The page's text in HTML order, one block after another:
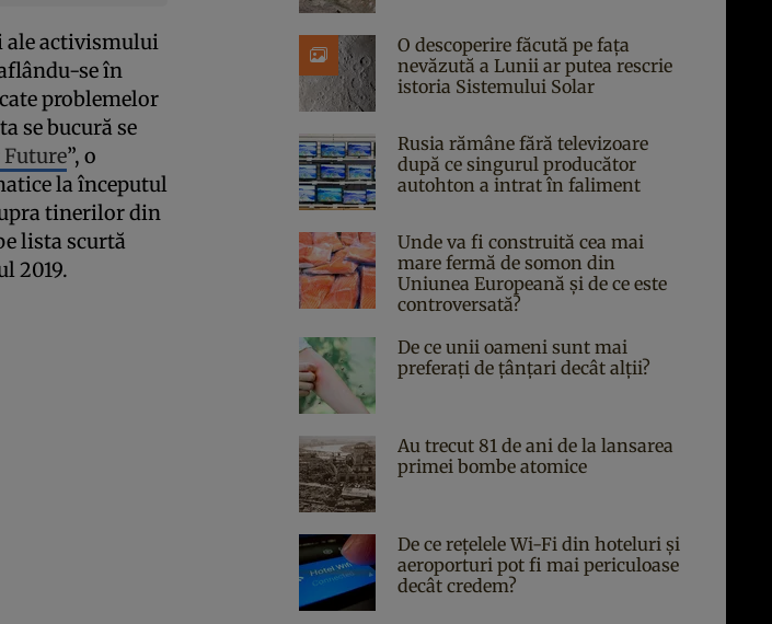
ale activismului
se în
problemelor
se bucură se
Future”, o
la începutul
tinerilor din
lista scurtă
2019.
O descoperire făcută pe fața
nevăzută a Lunii ar putea rescrie
istoria Sistemului Solar
Rusia rămâne fără televizoare
după ce singurul producător
autohton a intrat în faliment
Unde va fi construită cea mai
mare fermă de somon din
Uniunea Europeană și de ce este
controversată?
De ce unii oameni sunt mai
preferați de țânțari decât alții?
Au trecut 81 de ani de la lansarea
primei bombe atomice
De ce rețelele Wi-Fi din hoteluri și
aeroporturi pot fi mai periculoase
decât credem?